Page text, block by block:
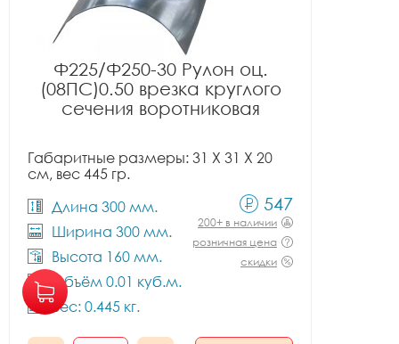
Ф225/Ф250-30 Рулон оц.
(08ПС)0.50 врезка круглого
сечения воротниковая
Габаритные размеры: 31 X 31 X 20
см, вес 445 гр.
Длина 300 мм.
Ширина 300 мм.
Высота 160 мм.
Объём 0.01 куб.м.
Вес: 0.445 кг.
547
200+ в наличии
розничная цена
скидки